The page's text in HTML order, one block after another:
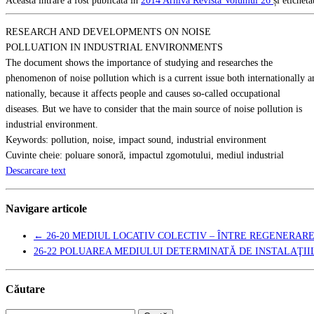
RESEARCH AND DEVELOPMENTS ON NOISE
POLLUATION IN INDUSTRIAL ENVIRONMENTS
The document shows the importance of studying and researches the
phenomenon of noise pollution which is a current issue both internationally
nationally, because it affects people and causes so-called occupational
diseases. But we have to consider that the main source of noise pollution is
industrial environment.
Keywords: pollution, noise, impact sound, industrial environment
Cuvinte cheie: poluare sonorǎ, impactul zgomotului, mediul industrial
Descarcare text
Navigare articole
← 26-20 MEDIUL LOCATIV COLECTIV – ÎNTRE
26-22 POLUAREA MEDIULUI DETERMINATĂ DE
Căutare